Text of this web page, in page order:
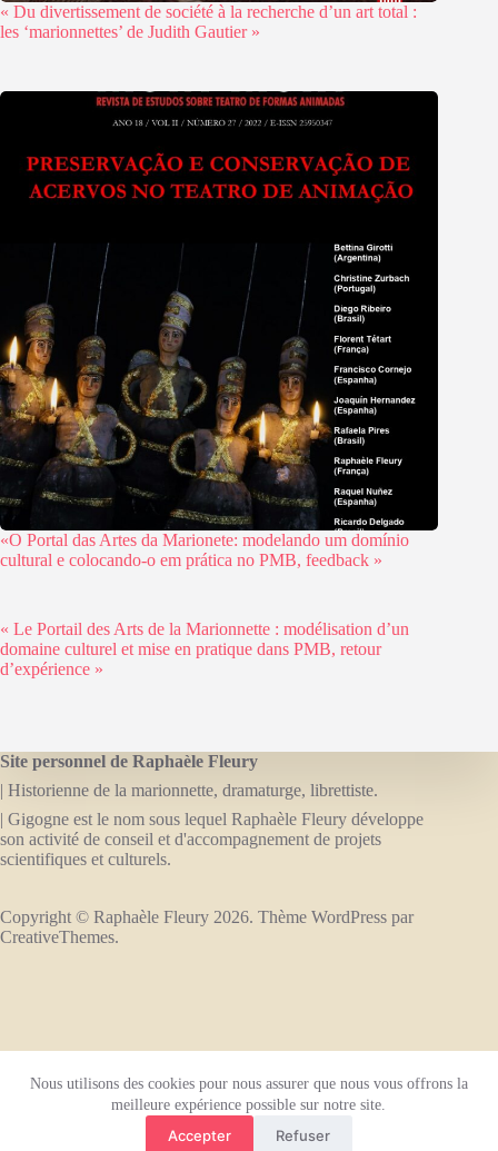
Nous utilisons des cookies pour nous assurer que nous vous offrons la
meilleure expérience possible sur notre site.
Accepter Refuser
« Du divertissement de société à la recherche d’un art total :
les ‘marionnettes’ de Judith Gautier »
«O Portal das Artes da Marionete: modelando um domínio
cultural e colocando-o em prática no PMB, feedback »
« Le Portail des Arts de la Marionnette : modélisation d’un
domaine culturel et mise en pratique dans PMB, retour
d’expérience »
Site personnel de Raphaèle Fleury
| Historienne de la marionnette, dramaturge, librettiste.
| Gigogne est le nom sous lequel Raphaèle Fleury développe
son activité de conseil et d'accompagnement de projets
scientifiques et culturels.
Copyright © Raphaèle Fleury 2026. Thème WordPress par
CreativeThemes.
Collaborations, ressources professionnelles
Contact
Mentions légales
Politique de confidentialité